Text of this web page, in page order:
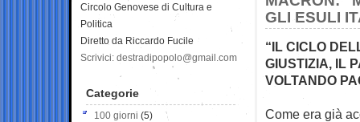
GLI ESULI
“IL CICLO
GIUSTIZIA, IL
VOLTANDO
Come era già
Circolo Genovese di Cultura e
Politica
Diretto da Riccardo Fucile
Scrivici: destradipopolo@gmail.com
Categorie
100 giorni (5)